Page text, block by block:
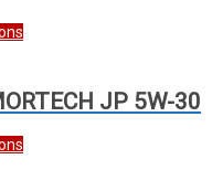
JP 5W-30